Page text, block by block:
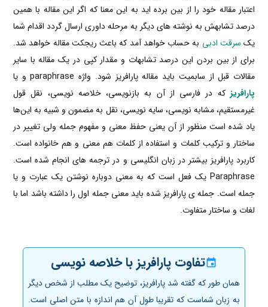
اعتبار مقاله خود را از بین برده اید به این معنا که اگر این مقاله با همین
درصد تشابهش به نوشته های دیگر به مرحله داوری ارسال گردد اقدام شما
یک سرقت ادبی به حساب خواهد آمد که باعث ریجکت مقاله خواهد شد.
برای از بین بردن این درصد تشابهات و مقدار کپی در یک مقاله با سایر
مقالات قبل از سابمیت باید مقاله پارافریز شود. واژه paraphrase و یا
پارافریز که در فارسی از آن به بازنویسی، خلاصه نویسی، نقل قول
غیرمستقیم، مشابه نویسی، سایه نویسی، نقل به مضمون و شبیه به این‌ها
یاد شده است منظور از آن یعنی حفظ معنی و مفهوم جمله ولی تغییر در
ساختار و ترکیب کلمات و استفاده از کلمات هم معنی و هم خانواده است.
کاربرد پارافریز بیشتر در زبان انگلیسی و در ترجمه های انجام شده است.
Paraphrase یک فعل است که به معنی دوباره نوشتن یک عبارت و یا
جمله است. جمله ی پارافریز شده باید معنی جمله اول را داشته باشد اما با
لغات و ساختار متفاوت.
تفاوت پارافریز با خلاصه نویسی
همان طور که گفته شد پارافریز، توضیح یک مطلب از شخص دیگر
به زبان شماست که تقریبا طول آن هم اندازه با متن اصلی است.